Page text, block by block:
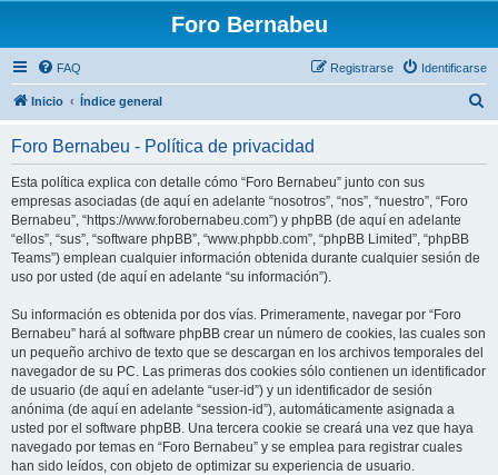
Foro Bernabeu
FAQ Identificarse
Registrarse
Inicio Índice general
Foro Bernabeu - Política de privacidad
Esta política explica con detalle cómo “Foro Bernabeu” junto con sus
empresas asociadas (de aquí en adelante “nosotros”, “nos”, “nuestro”, “Foro
Bernabeu”, “https://www.forobernabeu.com”) y phpBB (de aquí en adelante
“ellos”, “sus”, “software phpBB”, “www.phpbb.com”, “phpBB Limited”, “phpBB
Teams”) emplean cualquier información obtenida durante cualquier sesión de
uso por usted (de aquí en adelante “su información”).
Su información es obtenida por dos vías. Primeramente, navegar por “Foro
Bernabeu” hará al software phpBB crear un número de cookies, las cuales son
un pequeño archivo de texto que se descargan en los archivos temporales del
navegador de su PC. Las primeras dos cookies sólo contienen un identificador
de usuario (de aquí en adelante “user-id”) y un identificador de sesión
anónima (de aquí en adelante “session-id”), automáticamente asignada a
usted por el software phpBB. Una tercera cookie se creará una vez que haya
navegado por temas en “Foro Bernabeu” y se emplea para registrar cuales
han sido leídos, con objeto de optimizar su experiencia de usuario.